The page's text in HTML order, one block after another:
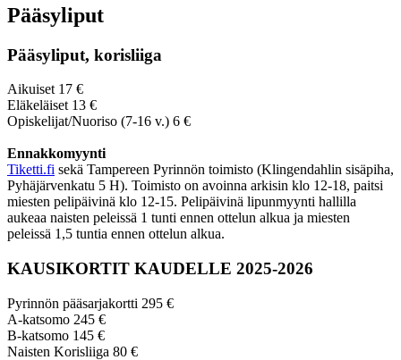
Pääsyliput
Pääsyliput, korisliiga
Aikuiset 17 €
Eläkeläiset 13 €
Opiskelijat/Nuoriso (7-16 v.) 6 €
Ennakkomyynti
Tiketti.fi sekä Tampereen Pyrinnön toimisto (Klingendahlin sisäpiha,
Pyhäjärvenkatu 5 H). Toimisto on avoinna arkisin klo 12-18, paitsi
miesten pelipäivinä klo 12-15. Pelipäivinä lipunmyynti hallilla
aukeaa naisten peleissä 1 tunti ennen ottelun alkua ja miesten
peleissä 1,5 tuntia ennen ottelun alkua.
KAUSIKORTIT KAUDELLE 2025-2026
Pyrinnön pääsarjakortti 295 €
A-katsomo 245 €
B-katsomo 145 €
Naisten Korisliiga 80 €